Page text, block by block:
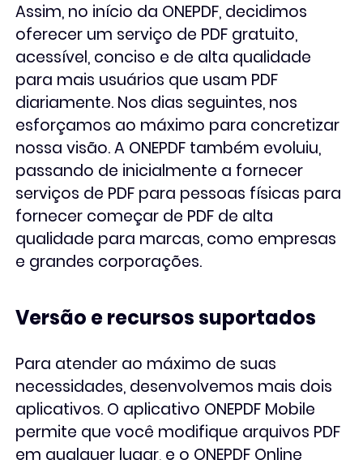
Assim, no início da ONEPDF, decidimos
oferecer um serviço de PDF gratuito,
acessível, conciso e de alta qualidade
para mais usuários que usam PDF
diariamente. Nos dias seguintes, nos
esforçamos ao máximo para concretizar
nossa visão. A ONEPDF também evoluiu,
passando de inicialmente a fornecer
serviços de PDF para pessoas físicas para
fornecer começar de PDF de alta
qualidade para marcas, como empresas
e grandes corporações.
Versão e recursos suportados
Para atender ao máximo de suas
necessidades, desenvolvemos mais dois
aplicativos. O aplicativo ONEPDF Mobile
permite que você modifique arquivos PDF
em qualquer lugar, e o ONEPDF Online